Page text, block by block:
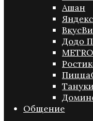
Ашан
Додо
METRO
Тануки
Общение